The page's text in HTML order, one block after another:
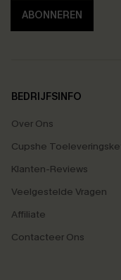
ABONNEREN
BEDRIJFSINFO
Over Ons
Cupshe
Klanten-Reviews
Veelgestelde Vragen
Affiliate
Contacteer Ons